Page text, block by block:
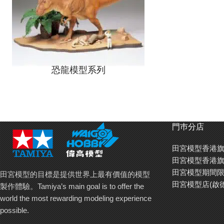
恐龍模型系列
田宮模型的目標是提供世界上最有價值的模型
製作體驗。Tamiya’s main goal is to offer the
world the most rewarding modeling experience
possible.
門巿分店
田宮模型香港
田宮模型香港
田宮模型期間
田宮模型店(啟